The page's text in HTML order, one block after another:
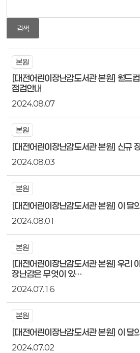
검색
본원
[대전어린이장난감도서관 본원] 월드
점검안내
2024.08.07
본원
[대전어린이장난감도서관 본원] 신규
2024.08.03
본원
[대전어린이장난감도서관 본원] 이 달
2024.08.01
본원
[대전어린이장난감도서관 본원] 우리
장난감은 무엇이 있…
2024.07.16
본원
[대전어린이장난감도서관 본원] 이 달
2024.07.02